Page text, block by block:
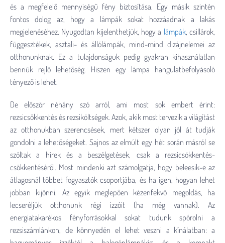
és a megfelelő mennyiségű fény biztosítása. Egy másik szintén
fontos dolog az, hogy a lámpák sokat hozzáadnak a lakás
megjelenéséhez. Nyugodtan kijelenthetjük, hogy a lámpák, csillárok,
függesztékek, asztali- és állólámpák, mind-mind dizájnelemei az
otthonunknak. Ez a tulajdonságuk pedig gyakran kihasználatlan
bennük rejlő lehetőség. Hiszen egy lámpa hangulatbefolyásoló
tényező is lehet.
De először néhány szó arról, ami most sok embert érint:
rezsicsökkentés és rezsiköltségek. Azok, akik most tervezik a világítást
az otthonukban szerencsések, mert kétszer olyan jól át tudják
gondolni a lehetőségeket. Sajnos az elmúlt egy hét során másról se
szóltak a hírek és a beszélgetések, csak a rezsicsökkentés-
csökkentéséről. Most mindenki azt számolgatja, hogy beleesik-e az
átlagosnál többet fogyasztók csoportjába, és ha igen, hogyan lehet
jobban kijönni. Az egyik meglepően kézenfekvő megoldás, ha
lecseréljük otthonunk régi izzóit (ha még vannak). Az
energiatakarékos fényforrásokkal sokat tudunk spórolni a
rezsiszámlánkon, de könnyedén el lehet veszni a kínálatban: a